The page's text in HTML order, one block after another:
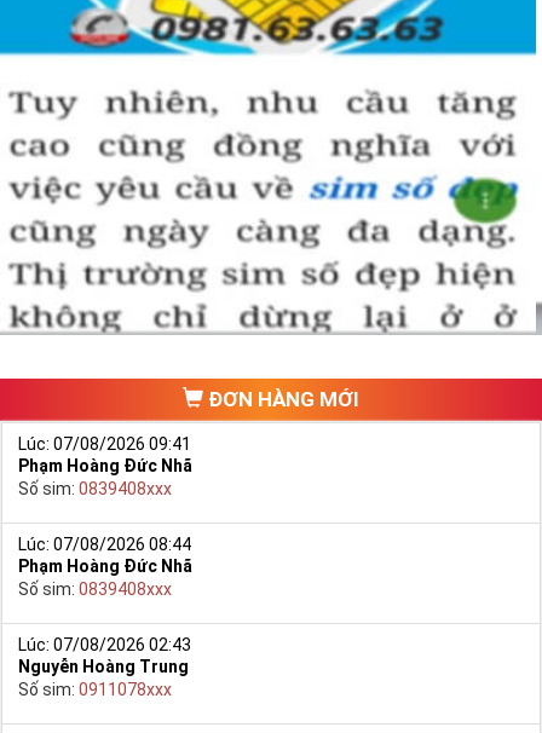
ĐƠN HÀNG MỚI
Lúc: 07/08/2026 09:41
Phạm Hoàng Đức Nhã
Số sim: 0839408xxx
Lúc: 07/08/2026 08:44
Phạm Hoàng Đức Nhã
Số sim: 0839408xxx
Lúc: 07/08/2026 02:43
Nguyễn Hoàng Trung
Số sim: 0911078xxx